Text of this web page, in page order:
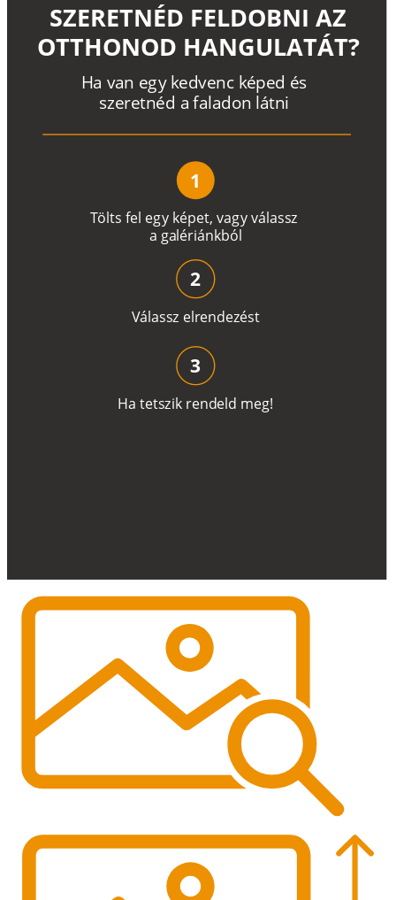
Tölts fel egy képet, vagyválassz
a galériánkból
Ha van egy kedvenc képed és
szeretnéd a faladon látni
SZERETNÉD FELDOBNI AZ
OTTHONOD HANGULATÁT?
1
Válassz elrendezést
2
Ha tetszik rendeld meg!
3